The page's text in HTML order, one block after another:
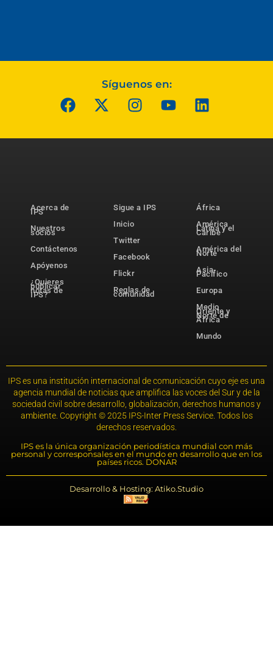
Síguenos en:
Acerca de
IPS
Nuestros
socios
Contáctenos
Apóyenos
¿Quieres
publicar
notas de
IPS?
Sigue a IPS
Inicio
Twitter
Facebook
Flickr
Reglas de
comunidad
África
América
Latina y el
Caribe
América del
Norte
Asia-
Pacífico
Europa
Medio
Oriente y
Norte de
África
Mundo
IPS es una institución internacional de comunicación cuyo eje es una
agencia mundial de noticias que amplifica las voces del Sur y de la
sociedad civil sobre desarrollo, globalización, derechos humanos y
ambiente. Copyright © 2025 IPS-Inter Press Service. Todos los
derechos reservados.
IPS es la única organización periodística mundial con más
personal y corresponsales en el mundo en desarrollo que en los
países ricos. DONAR
Desarrollo & Hosting: Atiko.Studio